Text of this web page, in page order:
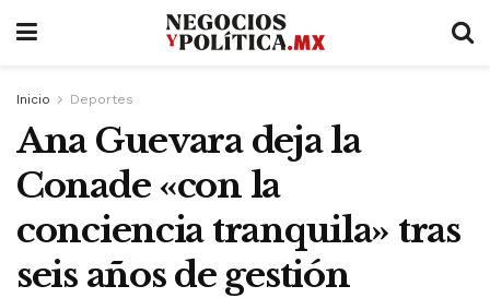
Inicio Deportes
Ana Guevara deja la
Conade «con la
conciencia tranquila» tras
seis años de gestión